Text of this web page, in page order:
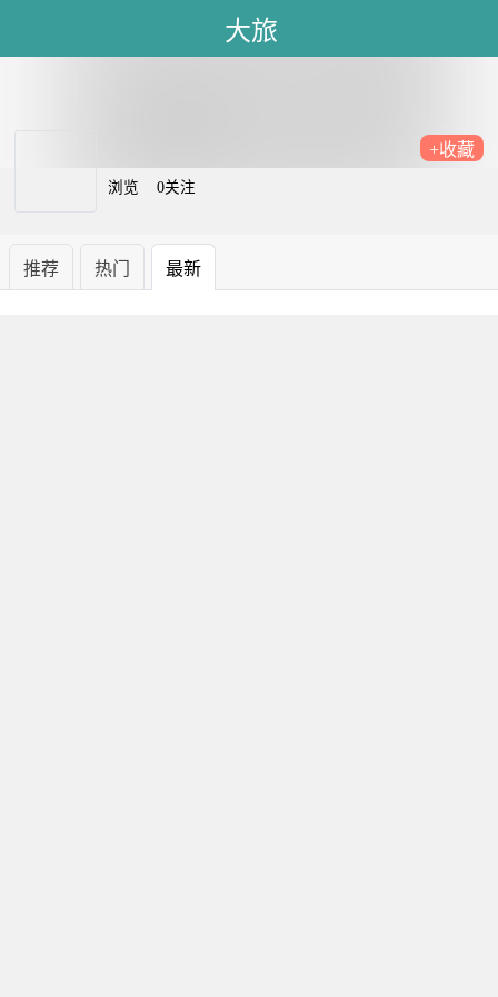
大旅
+收藏
浏览 0关注
推荐 热门 最新